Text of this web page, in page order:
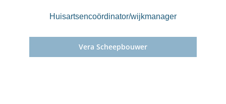
Huisartsencoördinator/wijkmanager
Vera Scheepbouwer